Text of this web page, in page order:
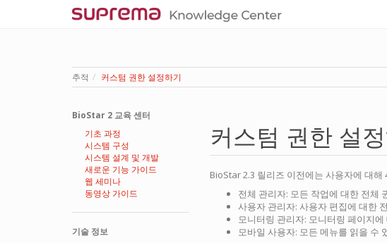
추적 커스텀 권한 설정하기
BioStar 2 교육 센터
기초 과정
시스템 구성
시스템 설계 및 개발
새로운 기능 가이드
웹 세미나
동영상 가이드
기술 정보
커스텀 권한 설
BioStar 2.3 릴리즈 이전에는 사용자에 대
전체 관리자: 모든 작업에 대한 전체
사용자 관리자: 사용자 편집에 대한
모니터링 관리자: 모니터링 페이지
모바일 사용자: 모든 메뉴를 읽을 수